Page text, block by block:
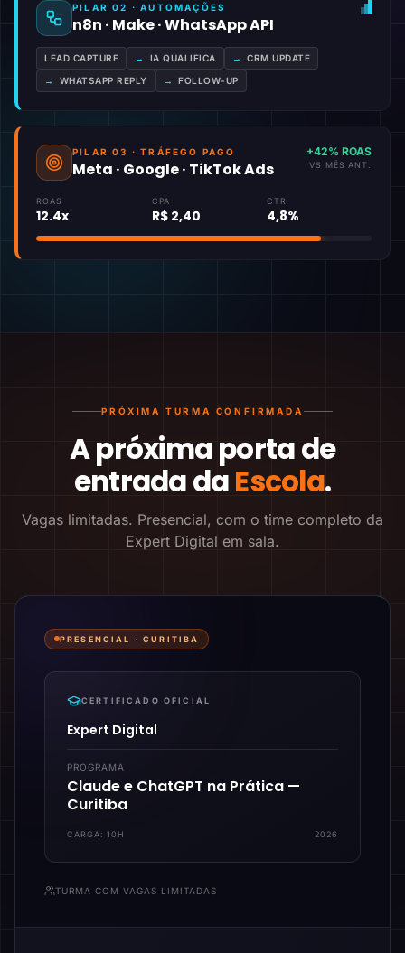
PILAR 02 · AUTOMAÇÕES
n8n · Make · WhatsApp API
LEAD CAPTURE → IA QUALIFICA → CRM UPDATE
→ WHATSAPP REPLY → FOLLOW-UP
PILAR 03 · TRÁFEGO PAGO
Meta · Google · TikTok Ads
+42% ROAS
VS MÊS ANT.
ROAS
12.4x
CPA
R$ 2,40
CTR
4,8%
PRÓXIMA TURMA CONFIRMADA
A próxima porta de
entrada daEscola.
Vagas limitadas. Presencial, com o time completo da
Expert Digital em sala.
PRESENCIAL ·CURITIBA
CERTIFICADO OFICIAL
Expert Digital
PROGRAMA
Claude e ChatGPT na Prática —
Curitiba
CARGA:10H 2026
TURMA COM VAGAS LIMITADAS